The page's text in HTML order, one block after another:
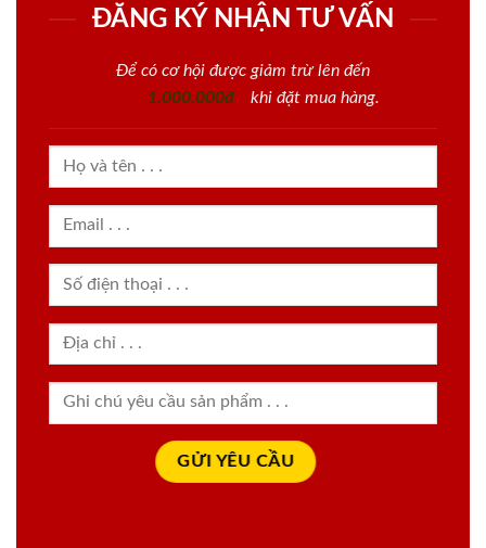
ĐĂNG KÝ NHẬN TƯ VẤN
Để có cơ hội được giảm trừ lên đến
1.000.000đ
khi đặt mua hàng.